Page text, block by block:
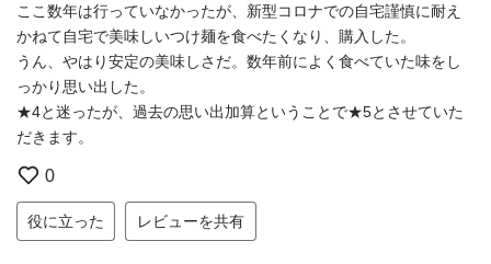
ここ数年は行っていなかったが、新型コロナでの自宅謹慎に耐え
かねて自宅で美味しいつけ麺を食べたくなり、購入した。
うん、やはり安定の美味しさだ。数年前によく食べていた味をし
っかり思い出した。
★4と迷ったが、過去の思い出加算ということで★5とさせていた
だきます。
0
役に立った レビューを共有